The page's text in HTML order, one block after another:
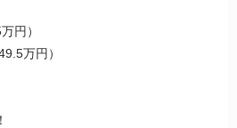
円）
万円）